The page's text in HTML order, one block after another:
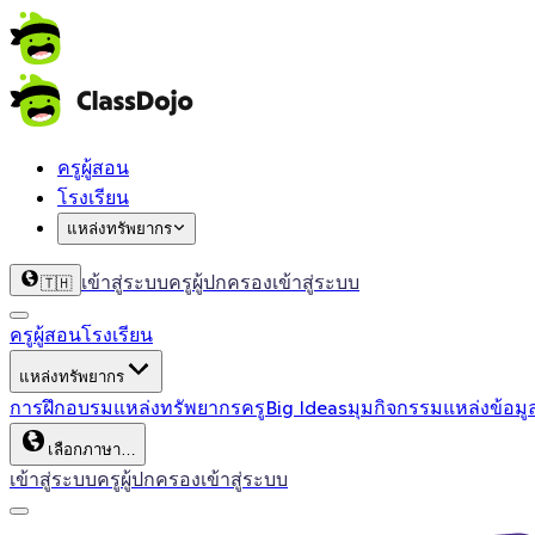
ครูผู้สอน
โรงเรียน
แหล่งทรัพยากร
🇹🇭 เข้าสู่ระบบครูผู้ปกครองเข้าสู่ระบบ
ครูผู้สอนโรงเรียน
แหล่งทรัพยากร
การฝึกอบรมแหล่งทรัพยากรครูBig Ideasมุมกิจกรรมแหล่งข้อมู
เลือกภาษา…
เข้าสู่ระบบครูผู้ปกครองเข้าสู่ระบบ